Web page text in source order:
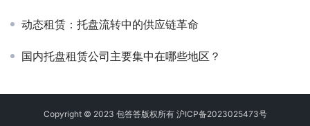
动态租赁：托盘流转中的供应链革命
国内托盘租赁公司主要集中在哪些地区？
Copyright © 2023 包答答版权所有 沪ICP备2023025473号